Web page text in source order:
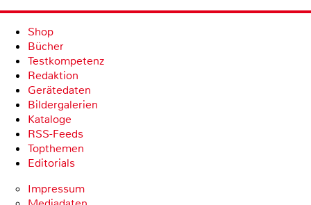
Shop
Bücher
Testkompetenz
Redaktion
Gerätedaten
Bildergalerien
Kataloge
RSS-Feeds
Topthemen
Editorials
Impressum